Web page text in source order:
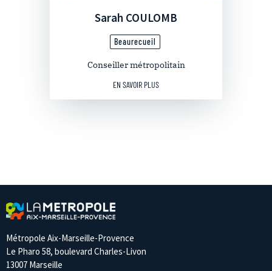
Sarah COULOMB
Beaurecueil
Conseiller métropolitain
EN SAVOIR PLUS
Métropole Aix-Marseille-Provence
Le Pharo 58, boulevard Charles-Livon
13007 Marseille